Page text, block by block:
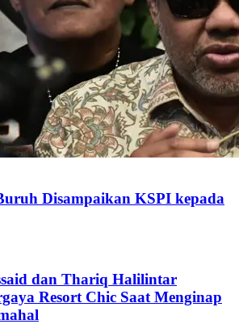
Disampaikan KSPI kepada
dan Thariq Halilintar
Resort Chic Saat Menginap